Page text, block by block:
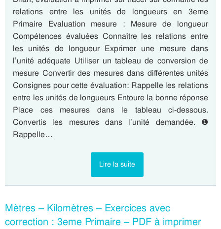
relations entre les unités de longueurs en 3eme
Primaire Evaluation mesure : Mesure de longueur
Compétences évaluées Connaître les relations entre
les unités de longueur Exprimer une mesure dans
l’unité adéquate Utiliser un tableau de conversion de
mesure Convertir des mesures dans différentes unités
Consignes pour cette évaluation: Rappelle les relations
entre les unités de longueurs Entoure la bonne réponse
Place ces mesures dans le tableau ci-dessous.
Convertis les mesures dans l’unité demandée. ❶
Rappelle…
Lire la suite
Mètres – Kilomètres – Exercices avec
correction : 3eme Primaire – PDF à imprimer